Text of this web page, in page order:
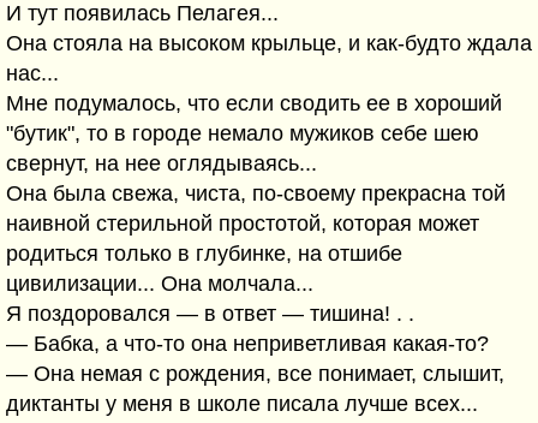
И тут появилась Пелагея...
Она стояла на высоком крыльце, и как-будто ждала
нас...
Мне подумалось, что если сводить ее в хороший
"бутик", то в городе немало мужиков себе шею
свернут, на нее оглядываясь...
Она была свежа, чиста, по-своему прекрасна той
наивной стерильной простотой, которая может
родиться только в глубинке, на отшибе
цивилизации... Она молчала...
Я поздоровался — в ответ — тишина! . .
— Бабка, а что-то она неприветливая какая-то?
— Она немая с рождения, все понимает, слышит,
диктанты у меня в школе писала лучше всех...